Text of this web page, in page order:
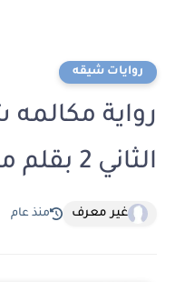
روايات شيقه
رواية
الثاني 2 بقلم مجهول
غير معرف منذ عام